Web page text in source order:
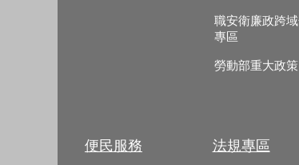
職安衛廉政跨
專區
勞動部重大政策
便民服務 法規專區